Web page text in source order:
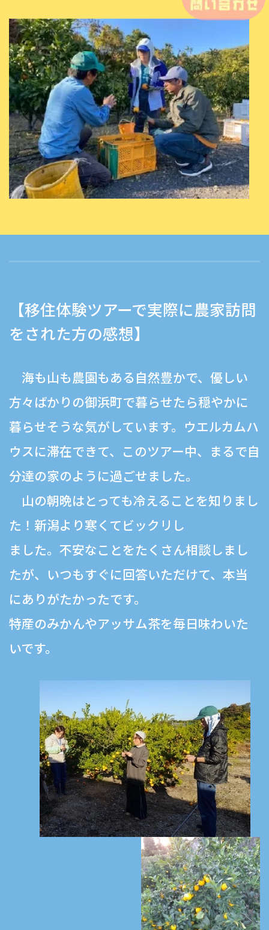
【移住体験ツアーで実際に農家訪問
をされた方の感想】
海も山も農園もある自然豊かで、優しい
方々ばかりの御浜町で暮らせたら穏やかに
暮らせそうな気がしています。ウエルカムハ
ウスに滞在できて、このツアー中、まるで自
分達の家のように過ごせました。
山の朝晩はとっても冷えることを知りまし
た！新潟より寒くてビックリし
ました。不安なことをたくさん相談しまし
たが、いつもすぐに回答いただけて、本当
にありがたかったです。
特産のみかんやアッサム茶を毎日味わいた
いです。